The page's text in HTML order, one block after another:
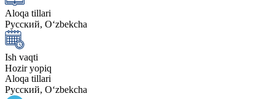
Aloqa tillari
Русский, Oʻzbekcha
Ish vaqti
Hozir yopiq
Aloqa tillari
Русский, Oʻzbekcha